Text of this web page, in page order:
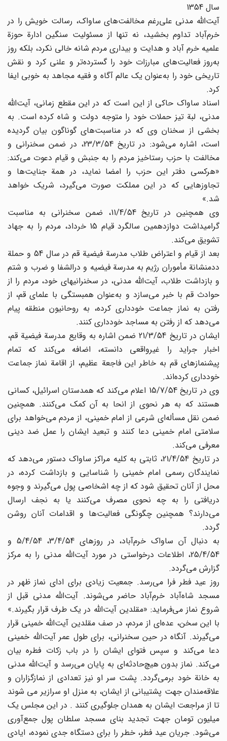
سال 1354
آیت‌الله مدنی علی‌رغم مخالفت‌های ساواک، رسالت خویش را در
خرم‌آباد تداوم بخشید، نه تنها از مسئولیت سنگین ادارة حوزة
علمیه خرم آباد و هدایت و بیداری مردم شانه خالی نکرد، بلکه روز
به‌روز فعالیت‌های مبارزات خود را گسترده‌تر و علنی کرد و نقش
تاریخی خود را به‌عنوان یک عالم آگاه و فقیه مجاهد به خوبی ایفا
کرد.
اسناد ساواک حاکی از این است که در این مقطع زمانی، آیت‌الله
مدنی، لبة تیز حملات خود را متوجه دولت و شاه کرده است. به
بخشی از سخنان وی که در مناسبت‌های گوناگون بیان گردیده
است، اشاره می‌شود: در تاریخ 23/3/54، در ضمن سخنرانی و
مخالفت با حزب رستاخیز مردم را به جنبش و قیام دعوت می‌کند:
«هرکسی دفتر این حزب را امضا نماید، در همة جنایت‌ها و
تجاوزهایی که در این مملکت صورت می‌گیرد، شریک خواهد
شد.»
وی همچنین در تاریخ 11/4/54، ضمن سخنرانی به مناسبت
گرامیداشت دوازدهمین سالگرد قیام 15 خرداد، مردم را به جهاد
تشویق می‌کند.
بعد از قیام و اعتراض طلاب مدرسة فیضیة قم در سال 54 و حملة
ددمنشانة مأموران رژیم به مدرسة فیضیه و درالشفا و ضرب و شتم
و بازداشت طلاب، آیت‌الله مدنی، در سخنرانیهای خود، مردم را از
حوادث قم با خبر می‌سازد و به‌عنوان همبستگی با علمای قم، از
رفتن به نماز جماعت خودداری کرده، به روحانیون منطقه پیام
می‌دهد که از رفتن به مساجد خودداری کنند.
ایشان در تاریخ 21/3/54 ضمن اشاره به وقایع مدرسة فیضیة قم،
اخبار جراید را غیرواقعی دانسته، اضافه می‌کند که تمام
پیشنمازهای قم به خاطر این فاجعة عظیم، از اقامة نماز جماعت
خودداری کرده‌اند.
وی در تاریخ 15/7/54 اعلام می‌کند که همدستان اسرائیل، کسانی
هستند که به هر نحوی از انحا به آن کمک می‌کنند. همچنین
ضمن نقل مسأله‌ای شرعی از امام خمینی، از مردم می‌خواهد برای
سلامتی امام خمینی دعا کنند و تبعید ایشان را عمل ضد دینی
معرفی می‌کند.
در تاریخ 21/4/54، ثابتی به کلیه مراکز ساواک دستور می‌دهد که
نمایندگان رسمی امام خمینی را شناسایی و بازداشت کرده، در
محل از آنان تحقیق شود که از چه اشخاصی پول می‌گیرند و وجوه
دریافتی را به چه نحوی مصرف می‌کنند یا به نجف ارسال
می‌دارند؟ همچنین چگونگی فعالیت‌ها و اقدامات آنان روشن
گردد.
به دنبال آن ساواک خرم‌آباد، در روزهای 3/4/54، 5/4/54 و
25/4/54، اطلاعات درخواستی در مورد آیت‌الله مدنی را به مرکز
گزارش می‌گردد.
روز عید فطر فرا می‌رسد. جمعیت زیادی برای ادای نماز ظهر در
مسجد شاه‌آباد خرم‌آباد حاضر می‌شوند. آیت‌الله مدنی قبل از
شروع نماز می‌فرماید: «مقلدین آیت‌الله در یک طرف قرار بگیرند.»
با این سخن، عده‌ای از مردم، در صف مقلدین آیت‌الله خمینی قرار
می‌گیرند. آنگاه در حین سخنرانی، برای طول عمر آیت‌الله خمینی
دعا می‌کند و سپس فتوای ایشان را در باب زکات فطره بیان
می‌کند. نماز بدون هیچ‌حادثه‌ای به پایان می‌رسد و آیت‌الله مدنی
به خانة خود برمی‌گردد. پشت سر او نیز تعدادی از نمازگزاران و
علاقه‌مندان جهت پشتیبانی از ایشان، به منزل او سرازیر می شوند
تا از مراجعت ایشان به همدان جلوگیری کنند . در این مجلس یک
میلیون تومان جهت تجدید بنای مسجد سلطان پول جمع‌آوری
می‌شود. جریان عید فطر، خطر را برای دستگاه جدی نموده، ایادی